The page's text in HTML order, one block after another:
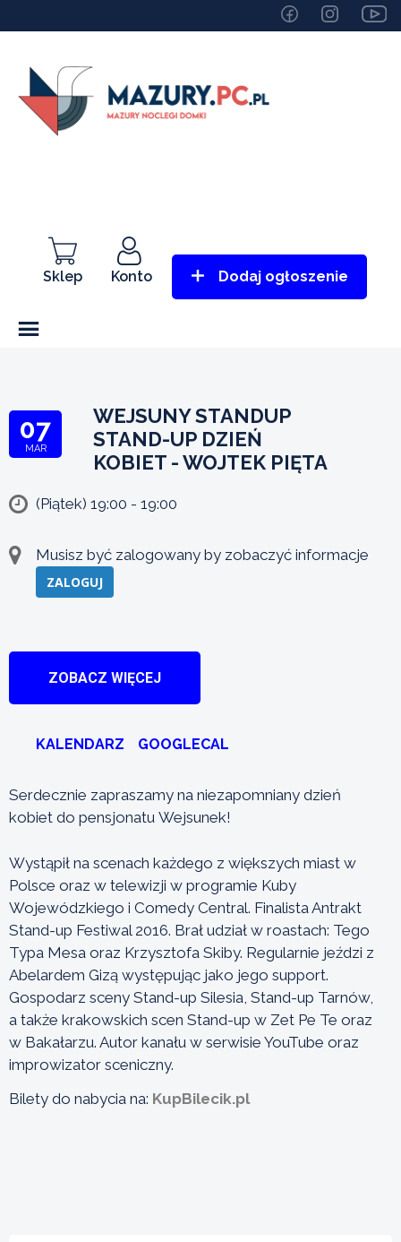
Sklep Konto Dodaj ogłoszenie
07
MAR
WEJSUNY STANDUP
STAND-UP DZIEŃ
KOBIET - WOJTEK PIĘTA
(Piątek) 19:00 - 19:00
Musisz być zalogowany by zobaczyć informacje
ZALOGUJ
ZOBACZ WIĘCEJ
KALENDARZ GOOGLECAL
Serdecznie zapraszamy na niezapomniany dzień
kobiet do pensjonatu Wejsunek!
Wystąpił na scenach każdego z większych miast w
Polsce oraz w telewizji w programie Kuby
Wojewódzkiego i Comedy Central. Finalista Antrakt
Stand-up Festiwal 2016. Brał udział w roastach: Tego
Typa Mesa oraz Krzysztofa Skiby. Regularnie jeździ z
Abelardem Gizą występując jako jego support.
Gospodarz sceny Stand-up Silesia, Stand-up Tarnów,
a także krakowskich scen Stand-up w Zet Pe Te oraz
w Bakałarzu. Autor kanału w serwisie YouTube oraz
improwizator sceniczny.
Bilety do nabycia na: KupBilecik.pl